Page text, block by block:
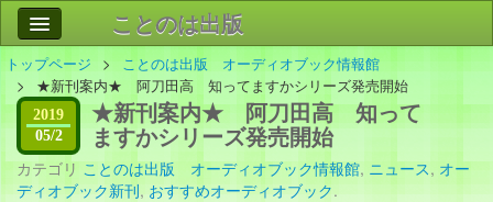
ことのは出版
作品
事業案内
会社情報
お問い合わせ
トップページ
ことのは出版 オーディオブック情報館
★新刊案内★ 阿刀田高 知ってますかシリーズ発売開始
2019
05/2
★新刊案内★ 阿刀田高 知って
ますかシリーズ発売開始
カテゴリ ことのは出版 オーディオブック情報館, ニュース, オー
ディオブック新刊, おすすめオーディオブック.